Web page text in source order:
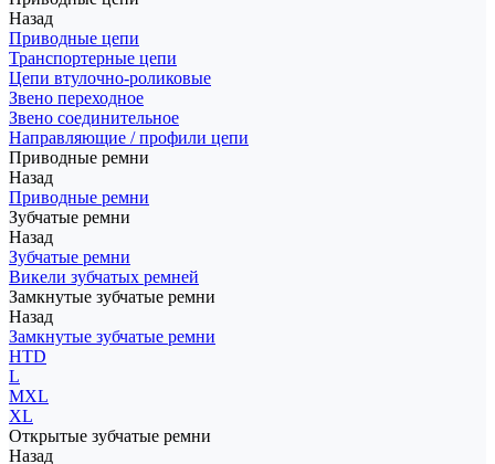
Назад
Приводные цепи
Транспортерные цепи
Цепи втулочно-роликовые
Звено переходное
Звено соединительное
Направляющие / профили цепи
Приводные ремни
Назад
Приводные ремни
Зубчатые ремни
Назад
Зубчатые ремни
Викели зубчатых ремней
Замкнутые зубчатые ремни
Назад
Замкнутые зубчатые ремни
HTD
L
MXL
XL
Открытые зубчатые ремни
Назад